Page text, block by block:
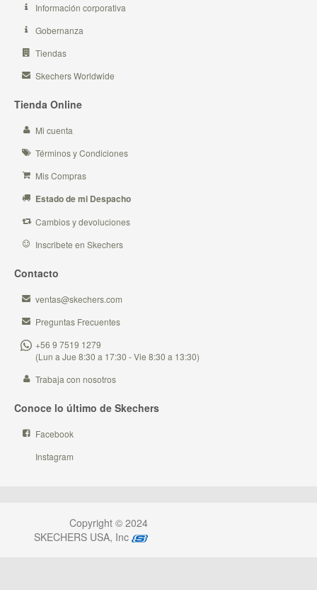
Información corporativa
Gobernanza
Tiendas
Skechers Worldwide
Tienda Online
Mi cuenta
Términos y Condiciones
Mis Compras
Estado de mi Despacho
Cambios y devoluciones
Inscribete en Skechers
Contacto
ventas@skechers.com
Preguntas Frecuentes
+56 9 7519 1279
(Lun a Jue 8:30 a 17:30 - Vie 8:30 a 13:30)
Trabaja con nosotros
Conoce lo último de Skechers
Facebook
Instagram
Copyright © 2024
SKECHERS USA, Inc